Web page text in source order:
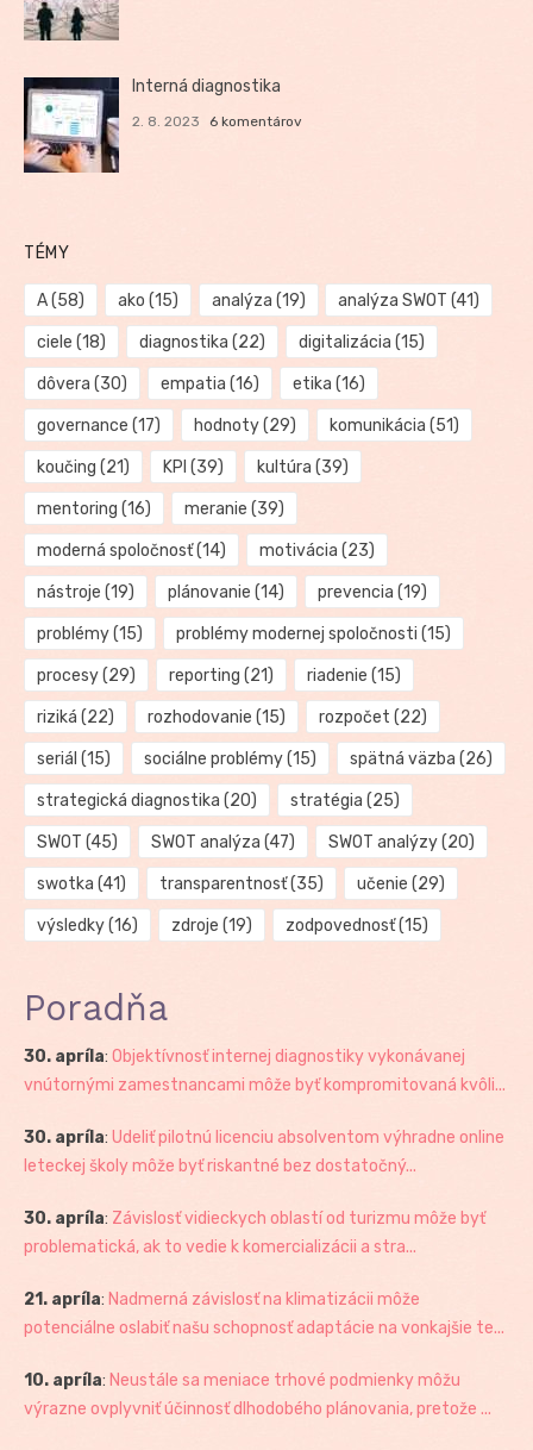
Interná diagnostika
2. 8. 2023 6 komentárov
TÉMY
A(58) ako (15) analýza (19) analýza SWOT (41)
ciele (18) diagnostika (22) digitalizácia (15)
dôvera (30) empatia (16) etika (16)
governance (17) hodnoty(29) komunikácia (51)
koučing (21) KPI (39) kultúra (39)
mentoring (16) meranie (39)
moderná spoločnosť(14) motivácia (23)
nástroje (19) plánovanie (14) prevencia (19)
problémy(15) problémy modernej spoločnosti (15)
procesy(29) reporting (21) riadenie (15)
riziká (22) rozhodovanie (15) rozpočet (22)
seriál (15) sociálne problémy(15) spätná väzba (26)
strategická diagnostika (20) stratégia (25)
SWOT (45) SWOT analýza (47) SWOT analýzy(20)
swotka (41) transparentnosť(35) učenie (29)
výsledky(16) zdroje (19) zodpovednosť(15)
Poradňa
30. apríla: Objektívnosť internej diagnostiky vykonávanej
vnútornými zamestnancami môže byť kompromitovaná kvôli...
30. apríla: Udeliť pilotnú licenciu absolventom výhradne online
leteckej školy môže byť riskantné bez dostatočný...
30. apríla: Závislosť vidieckych oblastí od turizmu môže byť
problematická, ak to vedie k komercializácii a stra...
21. apríla: Nadmerná závislosť na klimatizácii môže
potenciálne oslabiť našu schopnosť adaptácie na vonkajšie te...
10. apríla: Neustále sa meniace trhové podmienky môžu
výrazne ovplyvniť účinnosť dlhodobého plánovania, pretože ...